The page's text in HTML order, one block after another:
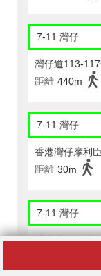
7-11 灣仔
灣仔道113-
距離 440m
7-11 灣仔
香港灣仔摩利
距離 30m
7-11 灣仔
香港灣仔天樂